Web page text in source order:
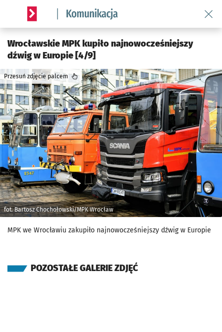
Serwis informacyjny wroclaw.pl podserwis: Komunikacja
Wrocławskie MPK kupiło najnowocześniejszy
dźwig w Europie [4/9]
fot. Bartosz Chochołowski/MPK Wrocław
Przesuń zdjęcie palcem
MPK we Wrocławiu zakupiło najnowocześniejszy dźwig w Europie
POZOSTAŁE GALERIE ZDJĘĆ